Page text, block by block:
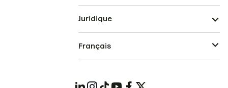
Juridique
Français